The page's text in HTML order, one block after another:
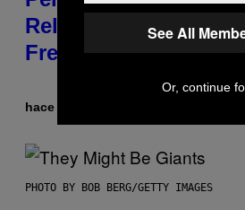
Release Date and
Free
hace 51 minutos
PHOTO BY BOB BERG/GETTY IMAGES
See All
Or, continue